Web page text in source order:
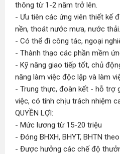
thông từ 1-2 năm trở lên.
- Ưu tiên các ứng viên thiết kế
nền, thoát nước mưa, nước thải.
- Có thể đi công tác, ngoại
- Thành thạo các phần mềm
- Kỹ năng giao tiếp tốt, chủ
năng làm việc độc lập và làm
- Trung thực, đoàn kết - hỗ trợ
việc, có tính chịu trách nhiệm
QUYỀN LỢI:
- Mức lương từ 15-20 triệu
- Đóng BHXH, BHYT, BHTN
- Được hưởng các chế độ